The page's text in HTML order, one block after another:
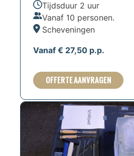
Tijdsduur 2 uur
Vanaf 10 personen.
Scheveningen
Vanaf € 27,50 p.p.
OFFERTE AANVRAGEN